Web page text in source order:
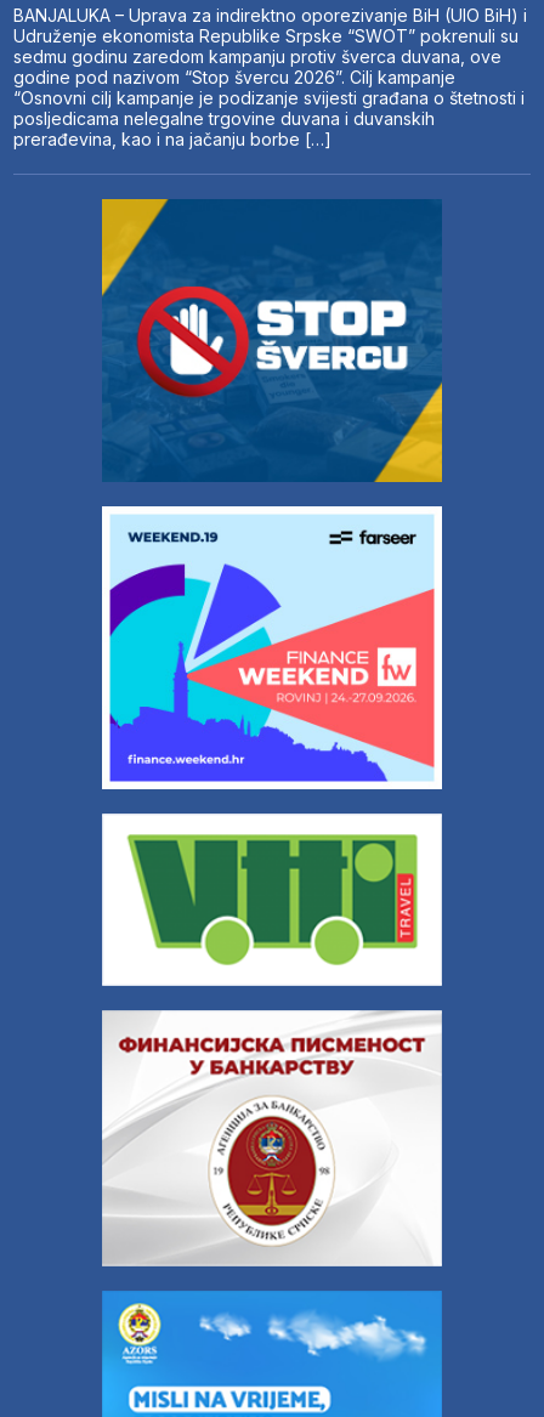
BANJALUKA – Uprava za indirektno oporezivanje BiH (UIO BiH) i
Udruženje ekonomista Republike Srpske “SWOT” pokrenuli su
sedmu godinu zaredom kampanju protiv šverca duvana, ove
godine pod nazivom “Stop švercu 2026”. Cilj kampanje
“Osnovni cilj kampanje je podizanje svijesti građana o štetnosti i
posljedicama nelegalne trgovine duvana i duvanskih
prerađevina, kao i na jačanju borbe […]